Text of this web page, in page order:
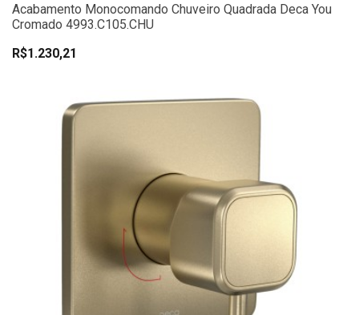
Acabamento Monocomando Chuveiro Quadrada Deca You
Cromado 4993.C105.CHU
R$1.230,21